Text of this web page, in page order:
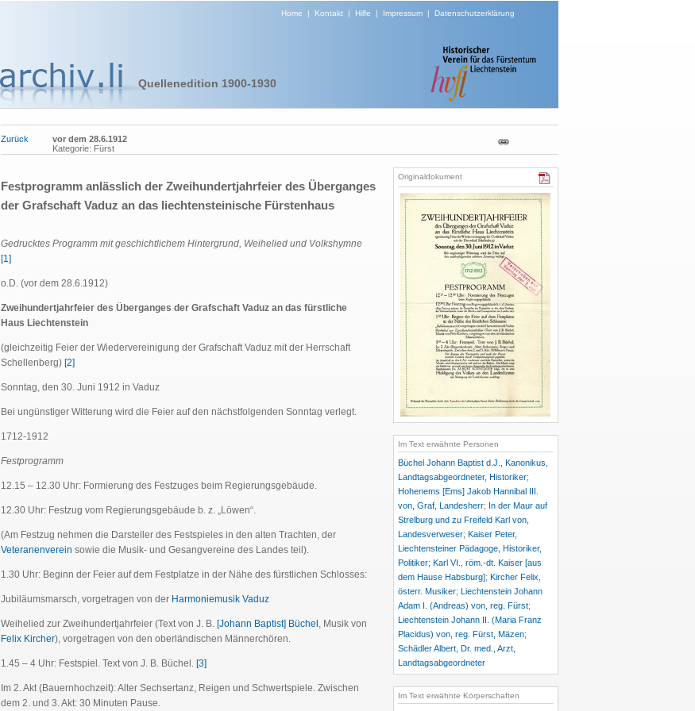
Home | Kontakt| Hilfe | Impressum| Datenschutzerklärung
Quellenedition 1900-1930
Zurück
vor dem 28.6.1912
Kategorie: Fürst
Festprogramm anlässlich der Zweihundertjahrfeier des Überganges
der Grafschaft Vaduz an das liechtensteinische Fürstenhaus
Gedrucktes Programm mit geschichtlichem Hintergrund, Weihelied und Volkshymne
[1]
o.D. (vor dem 28.6.1912)
Zweihundertjahrfeier des Überganges der Grafschaft Vaduz an das fürstliche
Haus Liechtenstein
(gleichzeitig Feier der Wiedervereinigung der Grafschaft Vaduz mit der Herrschaft
Schellenberg) [2]
Sonntag, den 30. Juni 1912 in Vaduz
Bei ungünstiger Witterung wird die Feier auf den nächstfolgenden Sonntag verlegt.
1712-1912
Festprogramm
12.15 – 12.30 Uhr: Formierung des Festzuges beim Regierungsgebäude.
12.30 Uhr: Festzug vom Regierungsgebäude b. z. „Löwen“.
(Am Festzug nehmen die Darsteller des Festspieles in den alten Trachten, der
Veteranenverein sowie die Musik- und Gesangvereine des Landes teil).
1.30 Uhr: Beginn der Feier auf dem Festplatze in der Nähe des fürstlichen Schlosses:
Jubiläumsmarsch, vorgetragen von der Harmoniemusik Vaduz
Weihelied zur Zweihundertjahrfeier (Text von J. B. [Johann Baptist] Büchel , Musik von
Felix Kircher), vorgetragen von den oberländischen Männerchören.
1.45 – 4 Uhr: Festspiel. Text von J. B. Büchel. [3]
Im 2. Akt (Bauernhochzeit): Alter Sechsertanz, Reigen und Schwertspiele. Zwischen
dem 2. und 3. Akt: 30 Minuten Pause.
Originaldokument
Im Text erwähnte Personen
Büchel Johann Baptist d.J., Kanonikus,
Landtagsabgeordneter, Historiker;
Hohenems [Ems] Jakob Hannibal III.
von, Graf, Landesherr; In der Maur auf
Strelburg und zu Freifeld Karl von,
Landesverweser; Kaiser Peter,
Liechtensteiner Pädagoge, Historiker,
Politiker; Karl VI., röm.-dt. Kaiser [aus
dem Hause Habsburg]; Kircher Felix,
österr. Musiker; Liechtenstein Johann
Adam I. (Andreas) von, reg. Fürst;
Liechtenstein Johann II. (Maria Franz
Placidus) von, reg. Fürst, Mäzen;
Schädler Albert, Dr. med., Arzt,
Landtagsabgeordneter
Im Text erwähnte Körperschaften